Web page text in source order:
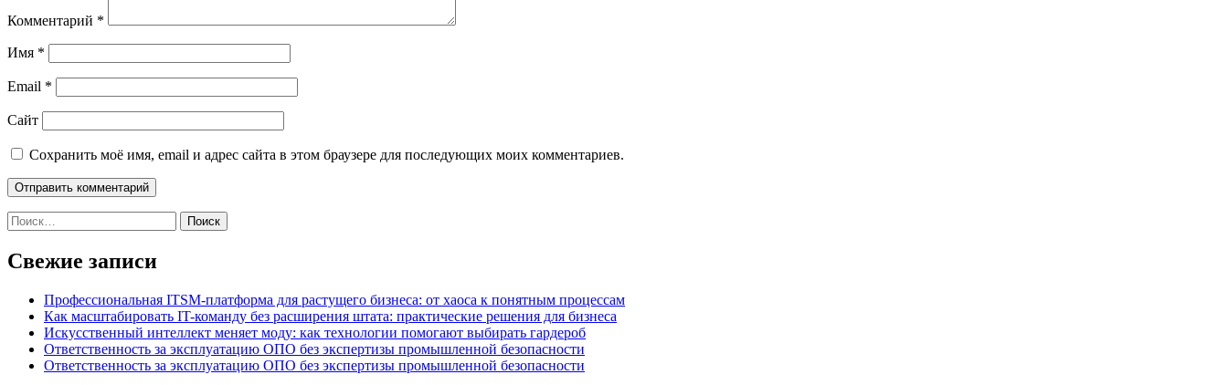
Комментарий *
Имя *
Email *
Сайт
Сохранить моё имя, email и адрес сайта в этом браузере для последующих моих комментариев.
Найти:
Свежие записи
Профессиональная ITSM-платформа для растущего бизнеса: от хаоса к понятным процессам
Как масштабировать IT-команду без расширения штата: практические решения для бизнеса
Искусственный интеллект меняет моду: как технологии помогают выбирать гардероб
Ответственность за эксплуатацию ОПО без экспертизы промышленной безопасности
Ответственность за эксплуатацию ОПО без экспертизы промышленной безопасности